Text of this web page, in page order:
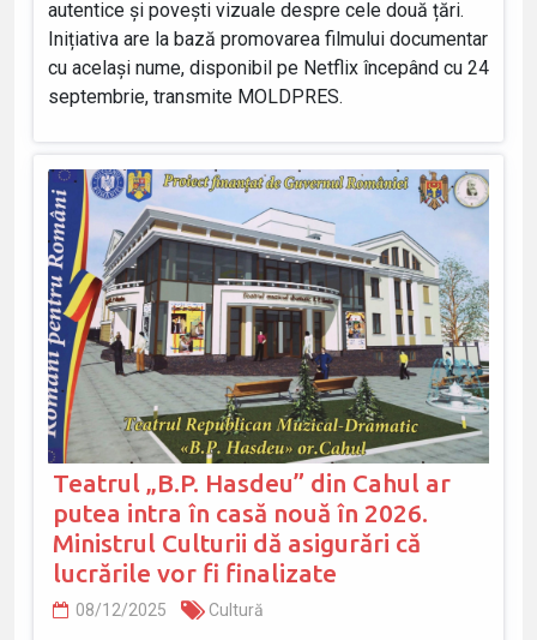
autentice și povești vizuale despre cele două țări.
Inițiativa are la bază promovarea filmului documentar
cu același nume, disponibil pe Netflix începând cu 24
septembrie, transmite MOLDPRES.
Teatrul „B.P. Hasdeu” din Cahul ar
putea intra în casă nouă în 2026.
Ministrul Culturii dă asigurări că
lucrările vor fi finalizate
08/12/2025 Cultură